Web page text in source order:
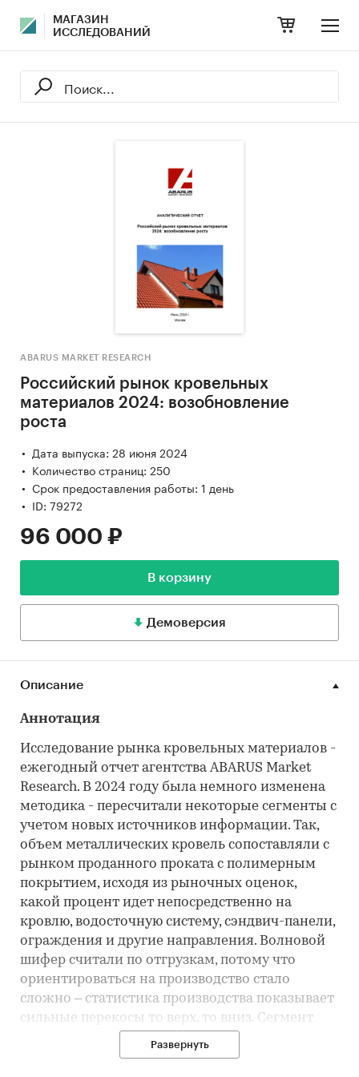
МАГАЗИН
ИССЛЕДОВАНИЙ
ABARUS MARKET RESEARCH
Российский рынок кровельных
материалов 2024: возобновление
роста
Дата выпуска: 28 июня 2024
Количество страниц: 250
Срок предоставления работы: 1 день
ID: 79272
96 000 ₽
В корзину
Демоверсия
Описание
Аннотация
Исследование рынка кровельных материалов -
ежегодный отчет агентства ABARUS Market
Research. В 2024 году была немного изменена
методика - пересчитали некоторые сегменты с
учетом новых источников информации. Так,
объем металлических кровель сопоставляли с
рынком проданного проката с полимерным
покрытием, исходя из рыночных оценок,
какой процент идет непосредственно на
кровлю, водосточную систему, сэндвич-панели,
ограждения и другие направления. Волновой
шифер считали по отгрузкам, потому что
ориентироваться на производство стало
сложно – статистика производства показывает
сильные перекосы то верх, то вниз. Сегмент
поскольку производитель предоставляет свои
Развернуть